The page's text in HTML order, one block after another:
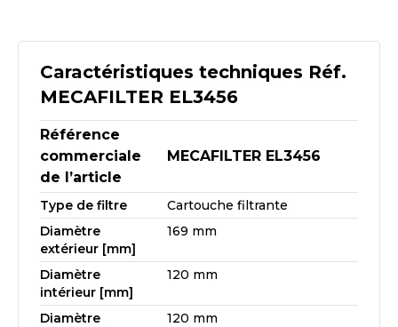
Caractéristiques techniques Réf.
MECAFILTER EL3456
Référence
commerciale
de l’article
MECAFILTER EL3456
Type de filtre
Cartouche filtrante
Diamètre
extérieur [mm]
169 mm
Diamètre
intérieur [mm]
120 mm
Diamètre
120 mm